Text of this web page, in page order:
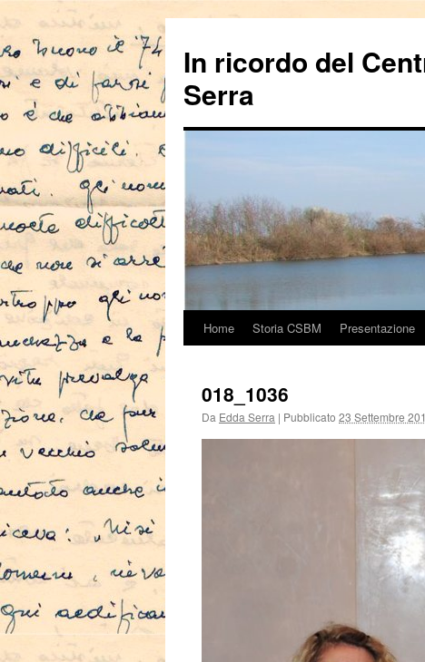
In ricordo del
Serra
Vai
contenuto
Home Storia CSBM Presentazione
018_1036
Da Edda Serra | Pubblicato 23 Settembre